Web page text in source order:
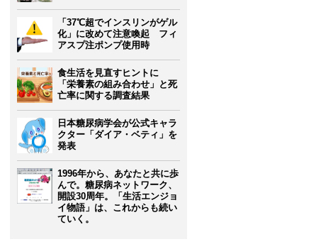
「37℃超でインスリンがゲル
化」に改めて注意喚起 フィ
アスプ注ポンプ使用時
食生活を見直すヒントに
「栄養素の組み合わせ」と死
亡率に関する調査結果
日本糖尿病学会が公式キャラ
クター「ダイア・ベティ」を
発表
1996年から、あなたと共に歩
んで。糖尿病ネットワーク、
開設30周年。「生活エンジョ
イ物語」は、これからも続い
ていく。